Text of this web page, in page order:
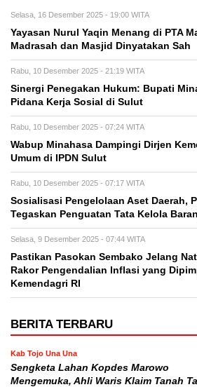
Selasa, 16 Desember 2025 - 19:00 WITA
Yayasan Nurul Yaqin Menang di PTA
Madrasah dan Masjid Dinyatakan Sah
Rabu, 10 Desember 2025 - 21:19 WITA
Sinergi Penegakan Hukum: Bupati
Pidana Kerja Sosial di Sulut
Rabu, 10 Desember 2025 - 07:24 WITA
Wabup Minahasa Dampingi Dirjen
Umum di IPDN Sulut
Rabu, 10 Desember 2025 - 07:17 WITA
Sosialisasi Pengelolaan Aset Daerah,
Tegaskan Penguatan Tata Kelola
Selasa, 9 Desember 2025 - 07:44 WITA
Pastikan Pasokan Sembako Jelang
Rakor Pengendalian Inflasi yang
Kemendagri RI
BERITA TERBARU
Kab Tojo Una Una
Sengketa Lahan Kopdes Marowo
Mengemuka, Ahli Waris Klaim Tanah